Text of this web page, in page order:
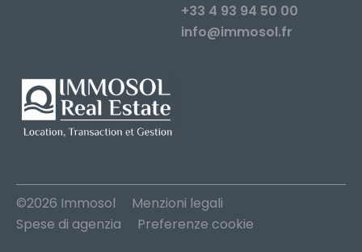
+33 4 93 94 50 00
info@immosol.fr
©2026 Immosol
Menzioni legali
Spese di agenzia
Preferenze cookie